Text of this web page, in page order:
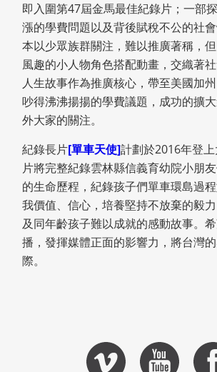
即入圍第47屆金馬最佳紀錄片；一部
漲的學費問題以及背後賦稅不公的社
本以少眾族群關注，難以推廣著稱，
風趣的小人物角色搭配動畫，交織著
人生故事作為推廣核心，帶至美國加
吵得沸沸揚揚的學費議題，成功的擴
外大家的關注。
紀錄長片[單車天使]計劃於2016年登
片將完整紀錄雲林縣信義育幼院小朋
的生命歷程，紀錄孩子們單車環島過
我價值、信心，培養堅持不放棄的毅
及同年齡孩子難以成就的感動故事。
播，發揮媒體正面的影響力，將台灣
際。